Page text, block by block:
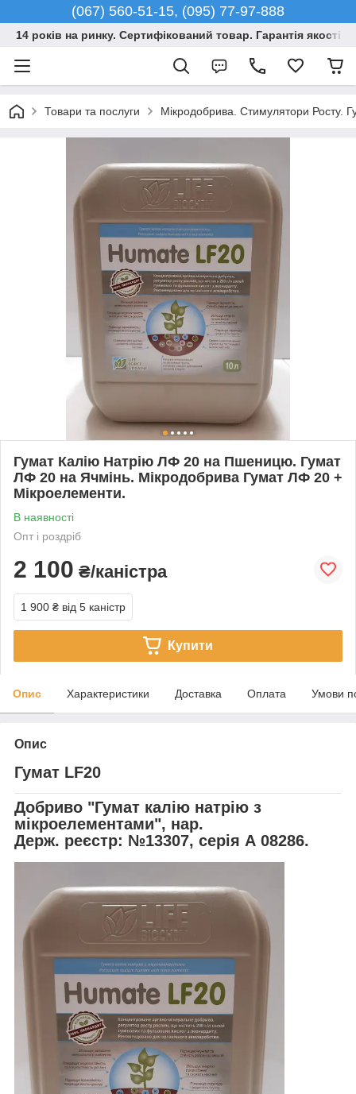
(067) 560-51-15, (095) 77-97-888
14 років на ринку. Сертифікований товар. Гарантія якості
Товари та послуги Мікродобрива. Стимулятори Росту.
Гумат Калію Натрію ЛФ 20 на Пшеницю. Гумат
ЛФ 20 на Ячмінь. Мікродобрива Гумат ЛФ 20 +
Мікроелементи.
В наявності
Опт і роздріб
2 100 ₴/каністра
1 900 ₴ від 5 каністр
Купити
Опис Характеристики Доставка Оплата Умови
Опис
Гумат LF20
Добриво "Гумат калію натрію з
мікроелементами", нар.
Держ. реєстр: №13307, серія А 08286.